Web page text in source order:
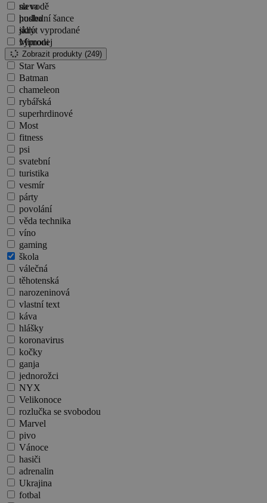
na vodě
hudba
jídlo
Mimoni
Hra o trůny
Star Wars
Batman
chameleon
rybářská
superhrdinové
Most
fitness
psi
svatební
turistika
vesmír
párty
povolání
věda technika
víno
gaming
škola
válečná
těhotenská
narozeninová
vlastní text
káva
hlášky
koronavirus
kočky
ganja
jednorožci
NYX
Velikonoce
rozlučka se svobodou
Marvel
pivo
Vánoce
hasiči
adrenalin
Ukrajina
fotbal
sleva
poslední šance
skrýt vyprodané
výprodej
Zobrazit produkty (249)